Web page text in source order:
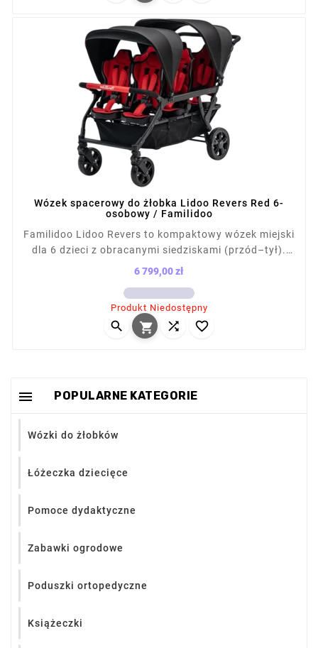
Wózek spacerowy do żłobka Lidoo Revers Red 6-
osobowy / Familidoo
Familidoo Lidoo Revers to kompaktowy wózek miejski
dla 6 dzieci z obracanymi siedziskami (przód–tył).
Ma 76 cm szerokości, mieści się w windzie i waży 36
nachylenia i podnóżek. Wózek posiada
amortyzowane koła, hamulec, duży kosz, 2 daszki i
folię przeciwdeszczową. Idealny dla żłobków i
6 799,00 zł
Produkt Niedostępny
   
POPULARNE KATEGORIE

Wózki do żłobków
Łóżeczka dziecięce
Pomoce dydaktyczne
Zabawki ogrodowe
Poduszki ortopedyczne
Książeczki